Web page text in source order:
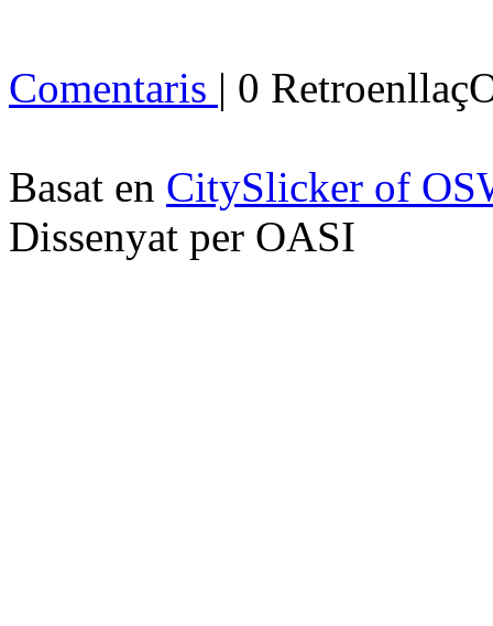
Comentaris | 0
Basat en CitySlicker of
Dissenyat per OASI